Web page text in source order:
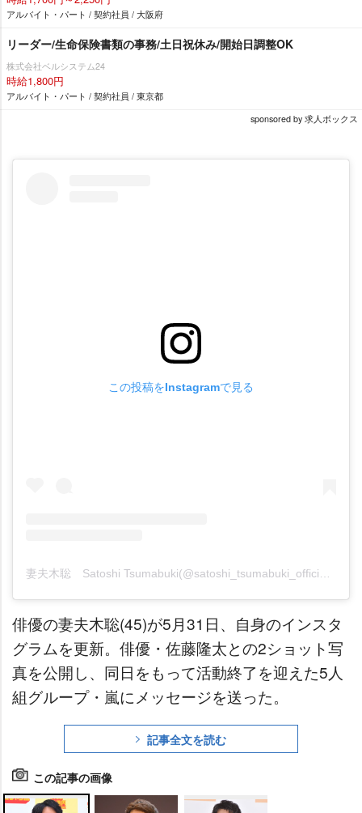
アルバイト・パート / 契約社員 / 大阪府
リーダー/生命保険書類の事務/土日祝休み/開始日調整OK
株式会社ベルシステム24
時給1,800円
アルバイト・パート / 契約社員 / 東京都
sponsored by 求人ボックス
この投稿をInstagramで見る
妻夫木聡 Satoshi Tsumabuki(@satoshi_tsumabuki_official)がシェアした投稿
俳優の妻夫木聡(45)が5月31日、自身のインスタ
グラムを更新。俳優・佐藤隆太との2ショット写
真を公開し、同日をもって活動終了を迎えた5人
組グループ・嵐にメッセージを送った。
記事全文を読む
この記事の画像